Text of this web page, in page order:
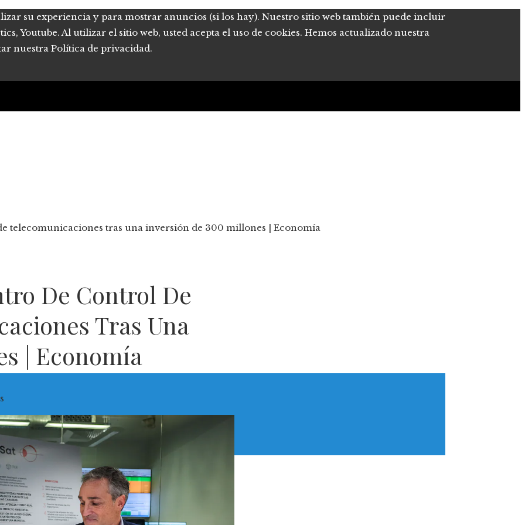
su experiencia y para mostrar anuncios (si los hay). Nuestro sitio web también puede incluir
Youtube. Al utilizar el sitio web, usted acepta el uso de cookies. Hemos actualizado nuestra
nuestra Política de privacidad.
telecomunicaciones tras una inversión de 300 millones | Economía
De Control De
Tras Una
| Economía